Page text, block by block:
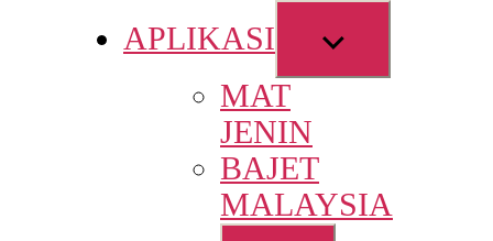
APLIKASI
Show
sub
MAT
JENIN
BAJET
MALAYSIA